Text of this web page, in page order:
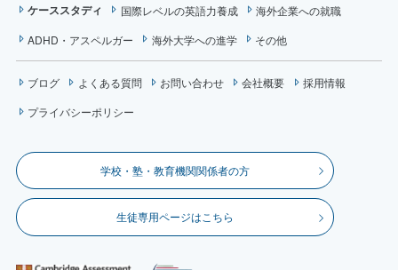
ケーススタディ 国際レベルの英語力養成
海外企業への就職
ADHD・アスペルガー
海外大学への進学 その他
ブログ よくある質問 お問い合わせ 会社概要
採用情報
プライバシーポリシー
学校・塾・教育機関関係者の方
生徒専用ページはこちら